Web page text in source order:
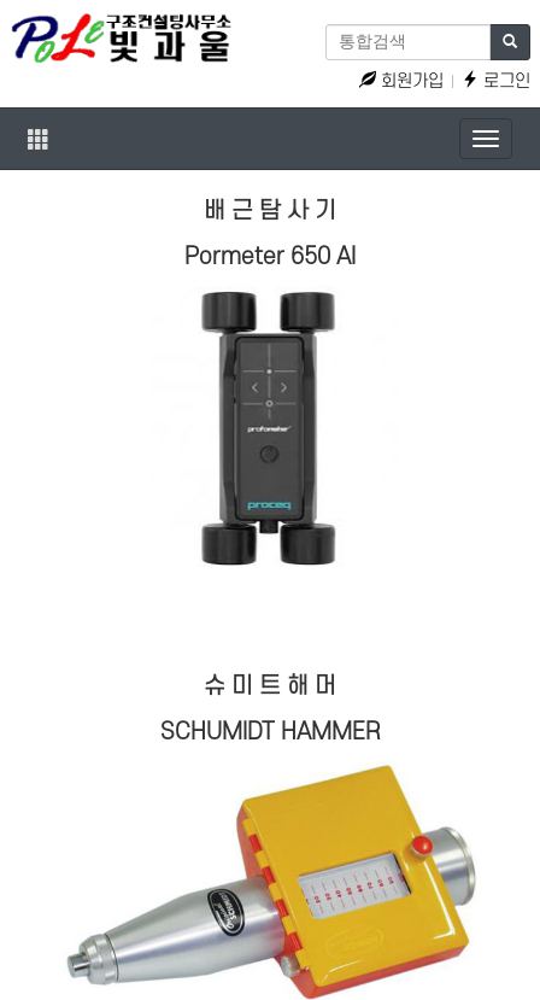
회원가입 로그인
Toggle
배 근 탐 사 기
Pormeter 650 AI
슈 미 트 해 머
SCHUMIDT HAMMER